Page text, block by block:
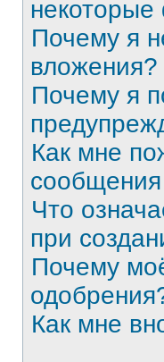
Почему я
вложения?
Почему я
Как мне
Что
при
Почему
Как мне